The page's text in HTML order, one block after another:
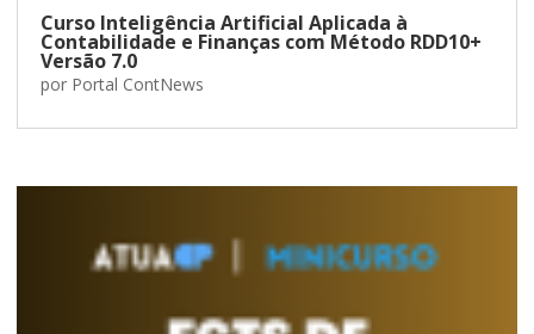
Curso Inteligência Artificial Aplicada à
Contabilidade e Finanças com Método RDD10+
Versão 7.0
por Portal ContNews